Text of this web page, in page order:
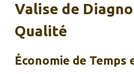
Valise de
Qualité
Économie de Temps